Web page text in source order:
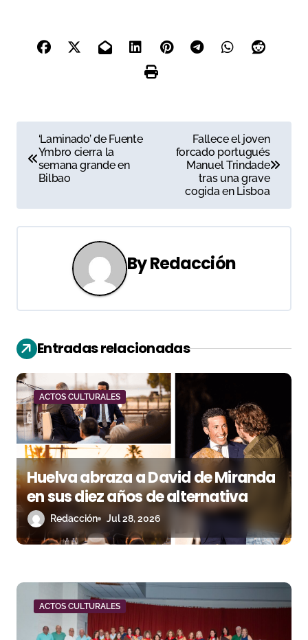
a
e
c
i
ó
n
d
e
e
n
t
a
‘Laminado’ de Fuente
Ymbro cierra la
semana grande en
Bilbao
Fallece el joven
forcado portugués
Manuel Trindade
tras una grave
cogida en Lisboa
ByRedacción
Entradas relacionadas
ACTOS CULTURALES
Huelva abraza a David de Miranda
en sus diez años de alternativa
Redacción Jul 28, 2026
ACTOS CULTURALES